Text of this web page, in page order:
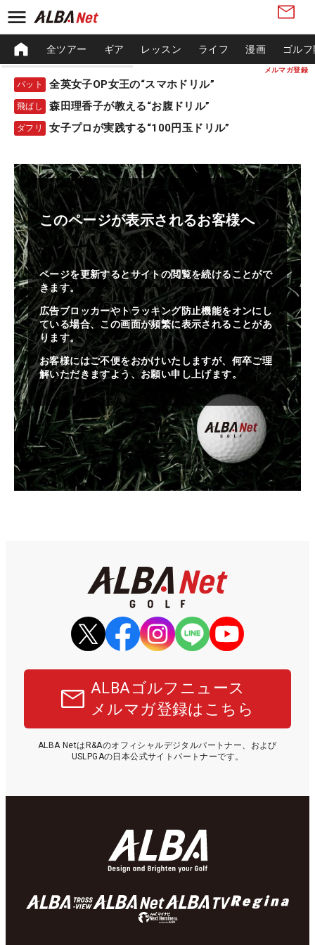
メルマガ登録
全ツアー ギア レッスン ライフ 漫画 ゴル
パット 全英女子OP女王の“スマホドリル”
飛ばし 森田理香子が教える“お腹ドリル”
ダフリ 女子プロが実践する“100円玉ドリル”
このページが表示されるお客様へ
ページを更新するとサイトの閲覧を続けることがで
きます。
広告ブロッカーやトラッキング防止機能をオンにし
ている場合、この画面が頻繁に表示されることがあ
ります。
お客様にはご不便をおかけいたしますが、何卒ご理
解いただきますよう、お願い申し上げます。
ALBAゴルフニュース
メルマガ登録はこちら
ALBA NetはR&Aのオフィシャルデジタルパートナー、および
USLPGAの日本公式サイトパートナーです。